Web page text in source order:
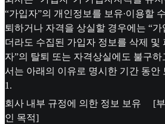
“가입자”의 개인정보를 보유∙이용할
퇴하거나 자격을 상실할 경우에는 “
더라도 수집된 가입자 정보를 삭제 및
자”의 탈퇴 또는 자격상실에도 불구
서는 아래의 이유로 명시한 기간 동안
1 .
회사 내부 규정에 의한 정보 보유 [
인 목적]